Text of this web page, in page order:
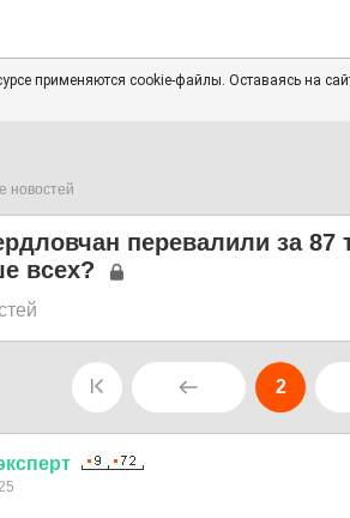
применяются cookie-файлы. Оставаясь на
новостей
перевалили за
всех?
2